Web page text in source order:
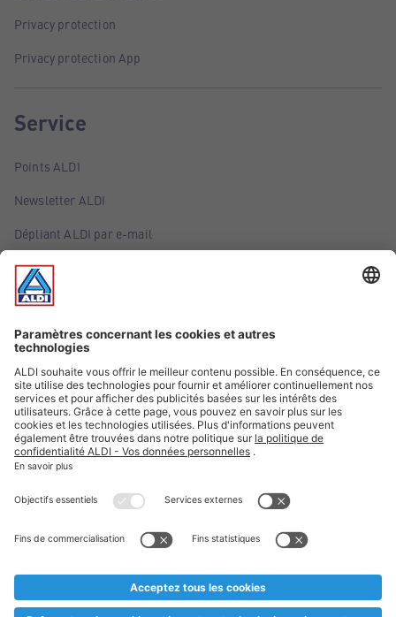
Privacy protection
Privacy protection App
Service
Points ALDI
Newsletter ALDI
Dépliant ALDI par e-mail
Offres
Infos essentielles
Suivez ALDI Belgique
Textes marqués d'un astérisque et mentions légales
* Nous vendons ces articles temporairement et jusqu'à
au cas où, malgré le planning bien étudié, nous serions
prématurément en rupture de stock. Prix Recupel et TVA incl.
** Sur ce site, l’utilisation de la forme masculine a été adoptée